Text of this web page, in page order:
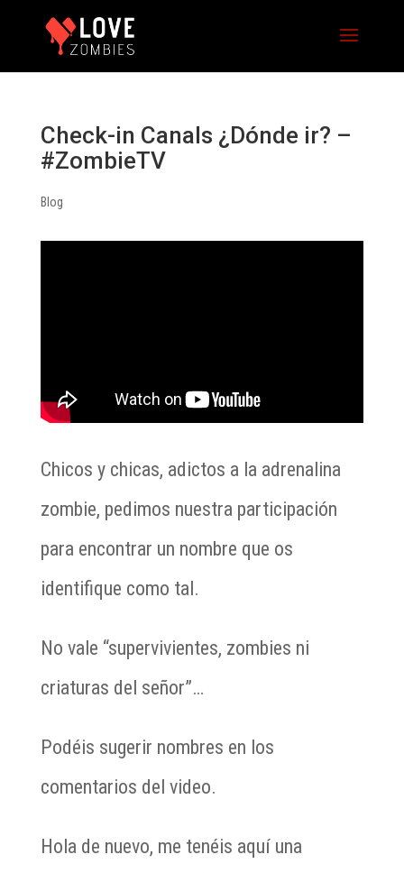
Check-in Canals ¿Dónde ir? –
#ZombieTV
Blog
Chicos y chicas, adictos a la adrenalina
zombie, pedimos nuestra participación
para encontrar un nombre que os
identifique como tal.
No vale “supervivientes, zombies ni
criaturas del señor”…
Podéis sugerir nombres en los
comentarios del video.
Hola de nuevo, me tenéis aquí una